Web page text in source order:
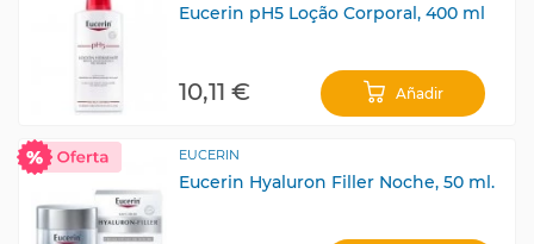
Eucerin pH5 Loção Corporal, 400 ml
10,11 € Añadir
EUCERIN
Eucerin Hyaluron Filler Noche, 50 ml.